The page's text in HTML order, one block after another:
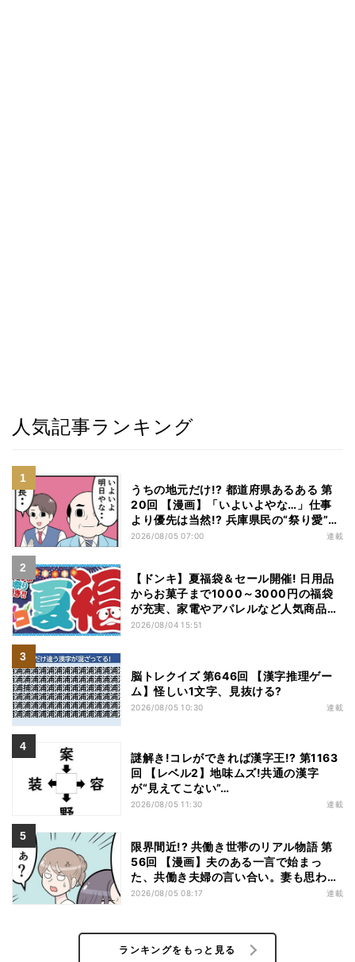
人気記事ランキング
うちの地元だけ!? 都道府県あるある 第
20回 【漫画】「いよいよやな…」仕事
より優先は当然!? 兵庫県民の“祭り愛”が
熱すぎた
2026/08/05 07:00 連載
【ドンキ】夏福袋＆セール開催! 日用品
からお菓子まで1000～3000円の福袋
が充実、家電やアパレルなど人気商品も
特価
2026/08/04 15:51
脳トレクイズ 第646回 【漢字推理ゲー
ム】怪しい1文字、見抜ける?
2026/08/05 10:30 連載
謎解き!コレができれば漢字王!? 第1163
回 【レベル2】地味ムズ!共通の漢字
が“見えてこない”…
2026/08/05 11:30 連載
限界間近!? 共働き世帯のリアル物語 第
56回 【漫画】夫のある一言で始まっ
た、共働き夫婦の言い合い。妻も思わ
ず…
2026/08/05 08:17 連載
ランキングをもっと見る